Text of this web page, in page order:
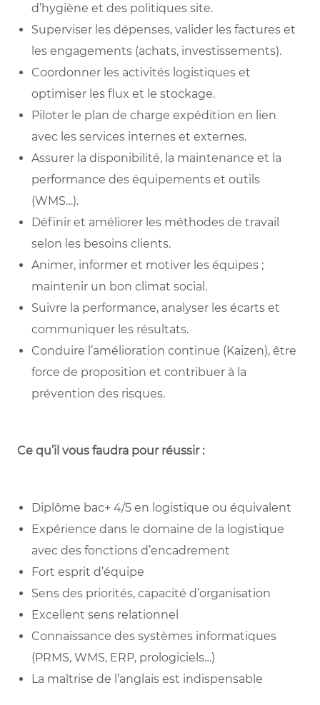
d’hygiène et des politiques site.
Superviser les dépenses, valider les factures et
les engagements (achats, investissements).
Coordonner les activités logistiques et
optimiser les flux et le stockage.
Piloter le plan de charge expédition en lien
avec les services internes et externes.
Assurer la disponibilité, la maintenance et la
performance des équipements et outils
(WMS…).
Définir et améliorer les méthodes de travail
selon les besoins clients.
Animer, informer et motiver les équipes ;
maintenir un bon climat social.
Suivre la performance, analyser les écarts et
communiquer les résultats.
Conduire l’amélioration continue (Kaizen), être
force de proposition et contribuer à la
prévention des risques.
Ce qu’il vous faudra pour réussir :
Diplôme bac+ 4/5 en logistique ou équivalent
Expérience dans le domaine de la logistique
avec des fonctions d’encadrement
Fort esprit d’équipe
Sens des priorités, capacité d’organisation
Excellent sens relationnel
Connaissance des systèmes informatiques
(PRMS, WMS, ERP, prologiciels…)
La maîtrise de l’anglais est indispensable